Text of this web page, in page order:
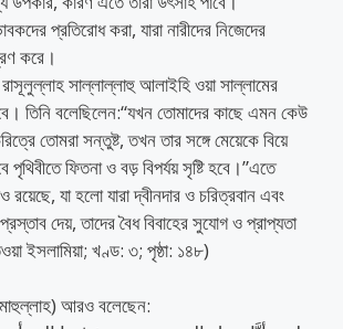
প্রতিরোধ করা, যারা নারীদের নিজেদের
করে।
সাল্লাল্লাহু আলাইহি ওয়া সাল্লামের
তিনি বলেছিলেন:“যখন তোমাদের কাছে এমন কেউ
তোমরা সন্তুষ্ট, তখন তার সঙ্গে মেয়েকে বিয়ে
পৃথিবীতে ফিতনা ও বড় বিপর্যয় সৃষ্টি হবে।”এতে
রয়েছে, যা হলো যারা দ্বীনদার ও চরিত্রবান এবং
দেয়, তাদের বৈধ বিবাহের সুযোগ ও প্রাপ্যতা
ইসলামিয়া; খণ্ড: ৩; পৃষ্ঠা: ১৪৮)
আরও বলেছেন: